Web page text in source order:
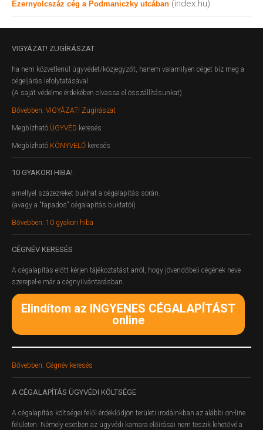
Ezernyolcszáz cég a Podmaniczky utcában (index.hu)
VIGYÁZAT! ZUGÍRÁSZAT
ha nem közvetlenül ügyvédet/közjegyzőt, hanem valamilyen céget bíz meg a
cégeljárás lefolytatásával.
(A saját védelme érdekében olvassa el összállításunkat)
Bővebben: VIGYÁZAT! Zugírászat
Megbízható ÜGYVÉD keresés
Megbízható KÖNYVELŐ keresés
10 GYAKORI HIBA!
amellyel százezreket bukhat a cégalapítás során.
(avagy a "fapados" cégalapítás buktatói)
Bővebben: 10 gyakori hiba
CÉGNÉV KERESÉS
A cégalapítás előtt kérjen tájékoztatást arról, hogy jövendőbeli cégének neve
szerepel-e már a cégnyilvántarásban.
Elindítom az INGYENES CÉGALAPÍTÁST
online
Bővebben: Cégnév keresés
A CÉGALAPÍTÁS ÜGYVÉDI KÖLTSÉGE
A cégalapítás költségei felől érdeklődjön területi irodáinkban az alábbi on-line
felületen. Némely esetben az ügyvédi kamara előírásai nem teszik lehetővé a